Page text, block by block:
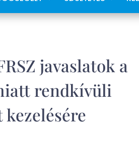
javaslatok a
rendkívüli
kezelésére